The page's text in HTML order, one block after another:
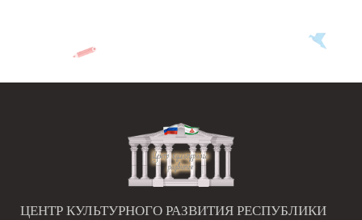
ЦЕНТР КУЛЬТУРНОГО РАЗВИТИЯ РЕСПУБЛИКИ